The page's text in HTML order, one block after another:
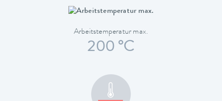
Arbeitstemperatur max.
200 °C